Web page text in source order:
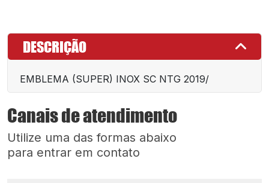
DESCRIÇÃO
EMBLEMA (SUPER) INOX SC NTG 2019/
Canais de atendimento
Utilize uma das formas abaixo
para entrar em contato